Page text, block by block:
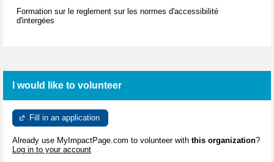
Formation sur le reglement sur les normes d'accessibilité
d'intergées
I would like to volunteer
Fill in an application
Already use MyImpactPage.com to volunteer with this organization?
Log in to your account